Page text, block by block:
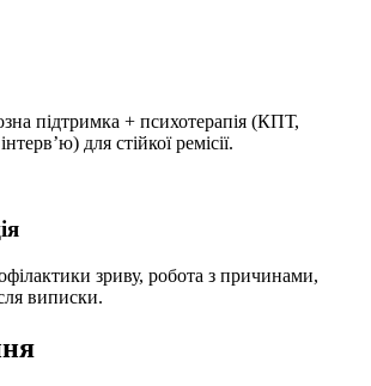
підтримка + психотерапія (КПТ,
для стійкої ремісії.
зриву, робота з причинами,
виписки.